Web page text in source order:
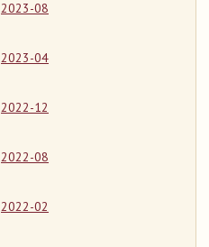
2023-08
2023-04
2022-12
2022-08
2022-02